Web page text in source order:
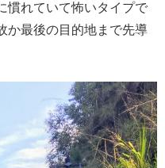
慣れていて怖いタイプで
か最後の目的地まで先導